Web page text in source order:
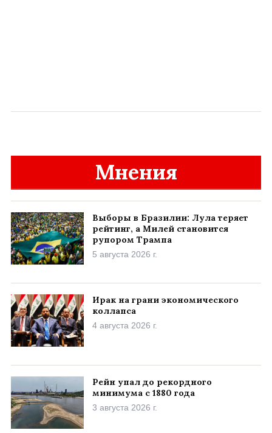
Мнения
Выборы в Бразилии: Лула теряет
рейтинг, а Милей становится
рупором Трампа
5 августа 2026 г.
Ирак на грани экономического
коллапса
4 августа 2026 г.
Рейн упал до рекордного
минимума с 1880 года
3 августа 2026 г.